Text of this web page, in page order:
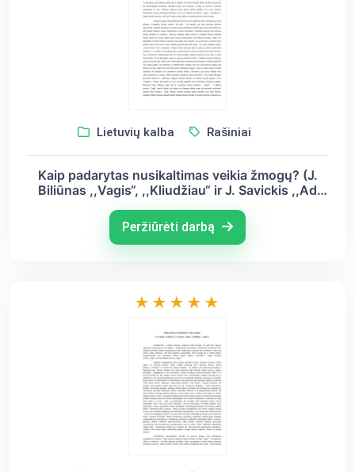
Lietuvių kalba Rašiniai
Kaip padarytas nusikaltimas veikia žmogų? (J.
Biliūnas ,,Vagis“, ,,Kliudžiau“ ir J. Savickis ,,Ad
Peržiūrėti darbą